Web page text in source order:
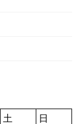
土
日